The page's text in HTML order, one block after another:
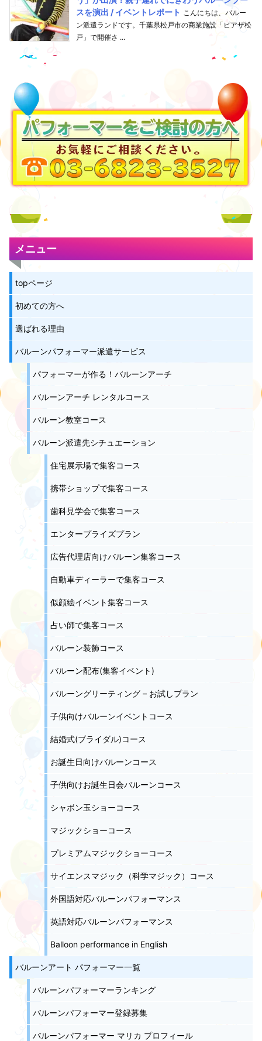
スを演出 / イベントレポート こんにちは、バルー
ン派遣ランドです。千葉県松戸市の商業施設「ピアザ松
戸」で開催さ ...
メニュー
topページ
初めての方へ
選ばれる理由
バルーンパフォーマー派遣サービス
パフォーマーが作る！バルーンアーチ
バルーンアーチ レンタルコース
バルーン教室コース
バルーン派遣先シチュエーション
住宅展示場で集客コース
携帯ショップで集客コース
歯科見学会で集客コース
エンタープライズプラン
広告代理店向けバルーン集客コース
自動車ディーラーで集客コース
似顔絵イベント集客コース
占い師で集客コース
バルーン装飾コース
バルーン配布(集客イベント)
バルーングリーティング – お試しプラン
子供向けバルーンイベントコース
結婚式(ブライダル)コース
お誕生日向けバルーンコース
子供向けお誕生日会バルーンコース
シャボン玉ショーコース
マジックショーコース
プレミアムマジックショーコース
サイエンスマジック（科学マジック）コース
外国語対応バルーンパフォーマンス
英語対応バルーンパフォーマンス
Balloon performance in English
バルーンアート パフォーマー一覧
バルーンパフォーマーランキング
バルーンパフォーマー登録募集
バルーンパフォーマー マリカ プロフィール